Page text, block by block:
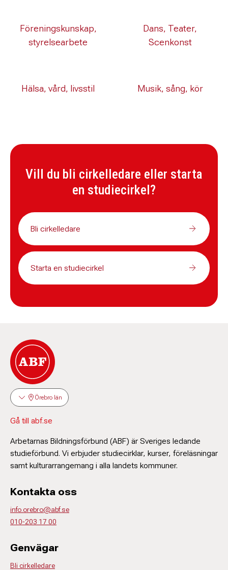
Verksamhetssamordnare för ''Öppna Torget''
daniel.johansson@abf.se
Föreningskunskap,
styrelsearbete
Dans, Teater,
Scenkonst
Hälsa, vård, livsstil Musik, sång, kör
Vill du bli cirkelledare eller starta
en studiecirkel?
Bli cirkelledare
Starta en studiecirkel
Örebro län
Gå till abf.se
Arbetarnas Bildningsförbund (ABF) är Sveriges ledande
studieförbund. Vi erbjuder studiecirklar, kurser, föreläsningar
samt kulturarrangemang i alla landets kommuner.
Kontakta oss
info.orebro@abf.se
010-203 17 00
Genvägar
Bli cirkelledare